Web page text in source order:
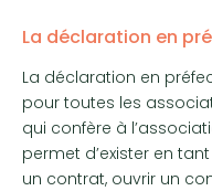
La déclaration en
La déclaration en
pour toutes les
qui confère à
permet d’exister en
un contrat, ouvrir un